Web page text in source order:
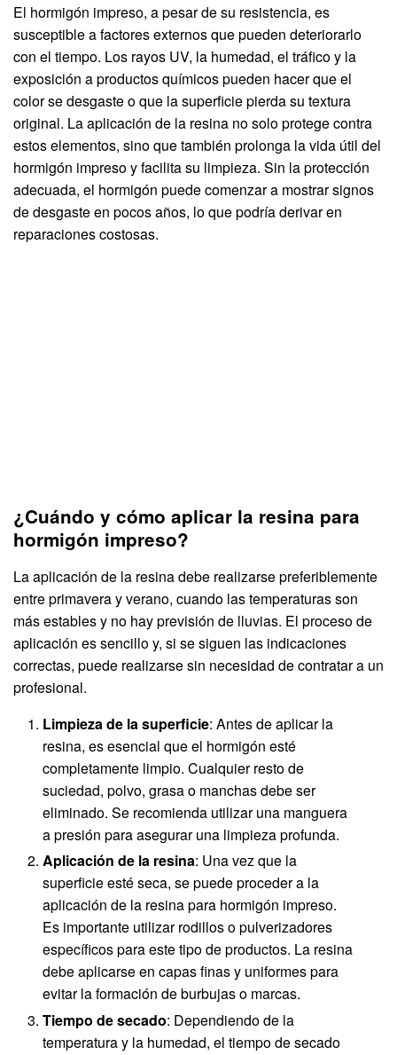
El hormigón impreso, a pesar de su resistencia, es
susceptible a factores externos que pueden deteriorarlo
con el tiempo. Los rayos UV, la humedad, el tráfico y la
exposición a productos químicos pueden hacer que el
color se desgaste o que la superficie pierda su textura
original. La aplicación de la resina no solo protege contra
estos elementos, sino que también prolonga la vida útil del
hormigón impreso y facilita su limpieza. Sin la protección
adecuada, el hormigón puede comenzar a mostrar signos
de desgaste en pocos años, lo que podría derivar en
reparaciones costosas.
¿Cuándo y cómo aplicar la resina para
hormigón impreso?
La aplicación de la resina debe realizarse preferiblemente
entre primavera y verano, cuando las temperaturas son
más estables y no hay previsión de lluvias. El proceso de
aplicación es sencillo y, si se siguen las indicaciones
correctas, puede realizarse sin necesidad de contratar a un
profesional.
Limpieza de la superficie: Antes de aplicar la
resina, es esencial que el hormigón esté
completamente limpio. Cualquier resto de
suciedad, polvo, grasa o manchas debe ser
eliminado. Se recomienda utilizar una manguera
a presión para asegurar una limpieza profunda.
Aplicación de la resina: Una vez que la
superficie esté seca, se puede proceder a la
aplicación de la resina para hormigón impreso.
Es importante utilizar rodillos o pulverizadores
específicos para este tipo de productos. La resina
debe aplicarse en capas finas y uniformes para
evitar la formación de burbujas o marcas.
Tiempo de secado: Dependiendo de la
temperatura y la humedad, el tiempo de secado